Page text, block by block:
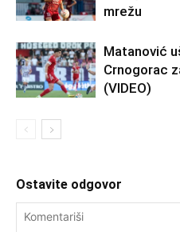
mrežu
Matanović
Crnogorac
(VIDEO)
Ostavite odgovor